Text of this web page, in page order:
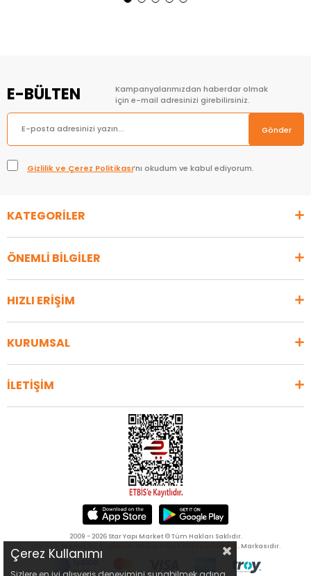
E-BÜLTEN
Kampanyalarımızdan haberdar olmak
için e-mail adresinizi girebilirsiniz.
Gönder
Gizlilik ve Çerez Politikası’nı okudum ve kabul ediyorum.
KATEGORİLER
ÖNEMLİ BİLGİLER
HIZLI ERİŞİM
KURUMSAL
İLETİŞİM
2009 - 2026 Star Yapı Market © Tüm Hakları Saklıdır.
Çağlayan Ahşap Yapı Aksesuarları A.Ş. Markasıdır.
Çerez Kullanımı